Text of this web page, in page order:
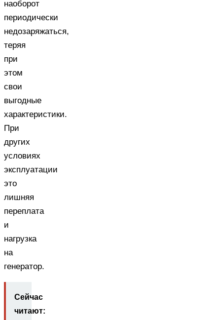
наоборот
периодически
недозаряжаться,
теряя
при
этом
свои
выгодные
характеристики.
При
других
условиях
эксплуатации
это
лишняя
переплата
и
нагрузка
на
генератор.
Сейчас
читают: